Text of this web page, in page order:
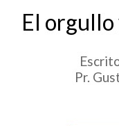
El
Pr.